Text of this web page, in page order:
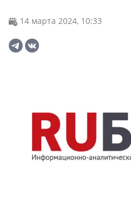
14 марта 2024, 10:33